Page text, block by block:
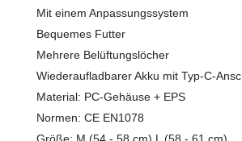
Mit einem Anpassungssystem
Bequemes Futter
Mehrere Belüftungslöcher
Wiederaufladbarer Akku mit Typ-C-
Material: PC-Gehäuse + EPS
Normen: CE EN1078